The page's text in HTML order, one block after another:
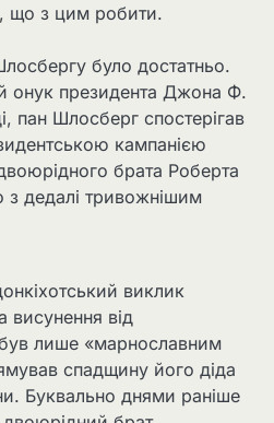
що з цим робити.
було достатньо.
онук президента Джона Ф.
пан Шлосберг спостерігав
кампанією
брата Роберта
дедалі тривожнішим
виклик
висунення від
був лише «марнославним
спадщину його діда
Буквально днями раніше